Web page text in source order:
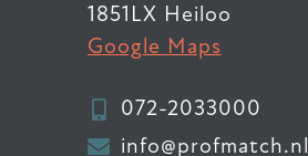
1851LX Heiloo
Google Maps
072-2033000
info@profmatch.nl